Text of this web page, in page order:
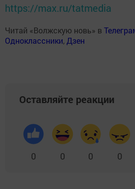
https://max.ru/tatmedia
Читай «Волжскую новь» в
Одноклассники, Дзен
Оставляйте реакции
0 0 0 0